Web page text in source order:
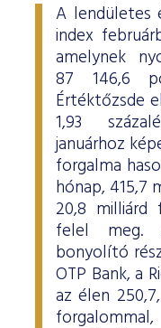
A lendületes
index
amelynek
87 146,6
Értéktőzsde
1,93
januárhoz
forgalma
hónap,
20,8
felel meg.
bonyolító
OTP Bank, a
az élen